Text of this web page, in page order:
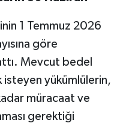
1 Temmuz 2026
göre
Mevcut bedel
isteyen yükümlülerin,
müracaat ve
gerektiği